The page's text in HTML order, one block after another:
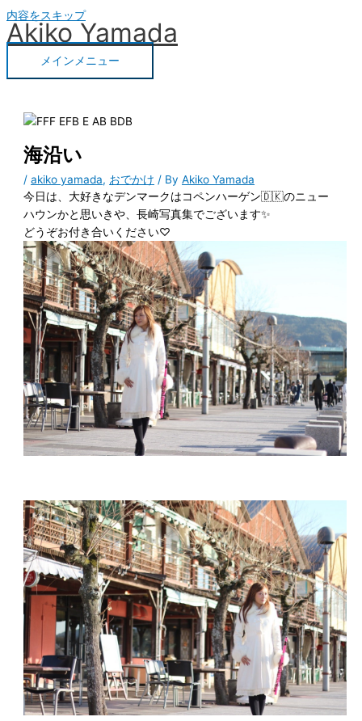
内容をスキップ
Akiko Yamada
メインメニュー
海沿い
/akiko yamada, おでかけ / ByAkiko Yamada
今日は、大好きなデンマークはコペンハーゲン🇩🇰のニュー
ハウンかと思いきや、長崎写真集でございます✨
どうぞお付き合いください♡